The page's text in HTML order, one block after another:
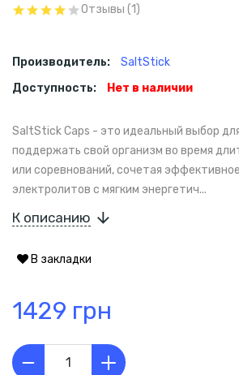
Отзывы (1)
Производитель: SaltStick
Доступность:
Нет в наличии
SaltStick Caps - это идеальный выбор
поддержать свой организм во время
или соревнований, сочетая
электролитов с мягким энергетич...
К описанию
В закладки
1429 грн